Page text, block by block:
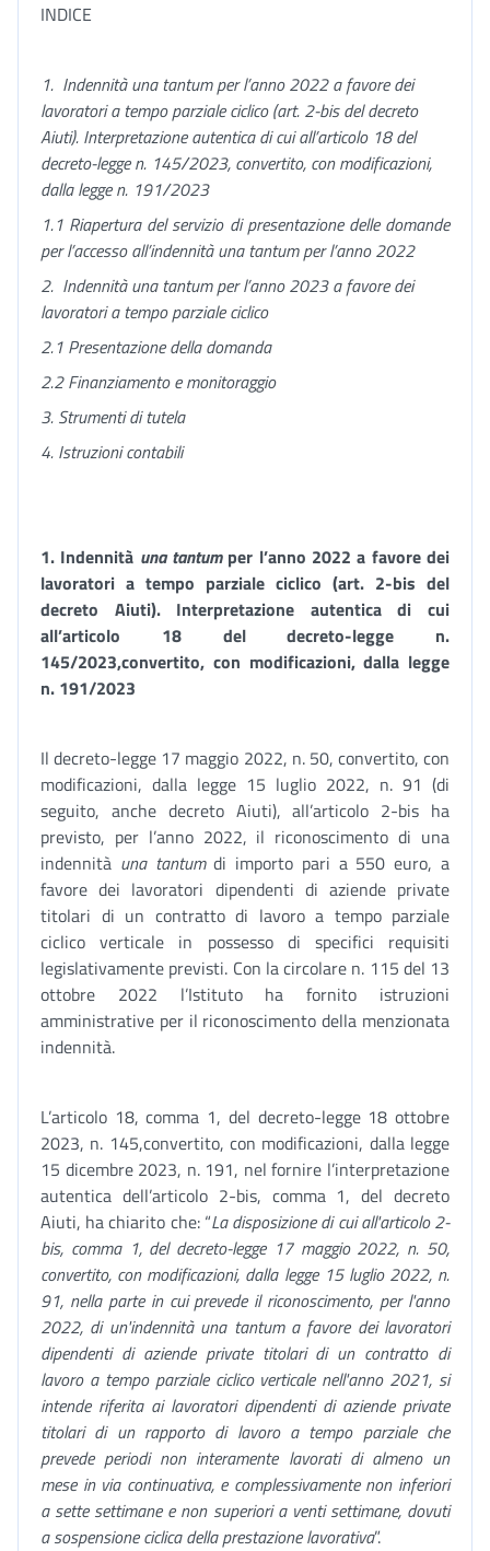
INDICE
1. Indennità una tantum per l’anno 2022 a favore dei
lavoratori a tempo parziale ciclico(art. 2-bis del decreto
Aiuti). Interpretazione autentica di cui all’articolo 18 del
decreto-legge n. 145/2023, convertito, con modificazioni,
dalla legge n. 191/2023
1.1 Riapertura del servizio di presentazione delle domande
per l’accesso all’indennità una tantum per l’anno 2022
2. Indennità una tantum per l’anno 2023 a favore dei
lavoratori a tempo parziale ciclico
2.1 Presentazione della domanda
2.2 Finanziamento e monitoraggio
3. Strumenti di tutela
4. Istruzioni contabili
1. Indennità una tantumper l’anno 2022 a favore dei
lavoratori a tempo parziale ciclico (art. 2-bis del
decreto Aiuti). Interpretazione autentica di cui
all’articolo 18 del decreto-legge n.
145/2023,convertito, con modificazioni, dalla legge
n. 191/2023
Il decreto-legge 17 maggio 2022, n. 50, convertito, con
modificazioni, dalla legge 15 luglio 2022, n. 91 (di
seguito, anche decreto Aiuti), all’articolo 2-bis ha
previsto, per l’anno 2022, il riconoscimento di una
indennità una tantumdi importo pari a 550 euro, a
favore dei lavoratori dipendenti di aziende private
titolari di un contratto di lavoro a tempo parziale
ciclico verticale in possesso di specifici requisiti
legislativamente previsti. Con la circolare n. 115 del 13
ottobre 2022 l’Istituto ha fornito istruzioni
amministrative per il riconoscimento della menzionata
indennità.
L’articolo 18, comma 1, del decreto-legge 18 ottobre
2023, n. 145,convertito, con modificazioni, dalla legge
15 dicembre 2023, n. 191, nel fornire l’interpretazione
autentica dell’articolo 2-bis, comma 1, del decreto
Aiuti, ha chiarito che: “La disposizione di cui all'articolo 2-
bis, comma 1, del decreto-legge 17 maggio 2022, n. 50,
convertito, con modificazioni, dalla legge 15 luglio 2022, n.
91, nella parte in cui prevede il riconoscimento, per l'anno
2022, di un'indennità una tantum a favore dei lavoratori
dipendenti di aziende private titolari di un contratto di
lavoro a tempo parziale ciclico verticale nell'anno 2021, si
intende riferita ai lavoratori dipendenti di aziende private
titolari di un rapporto di lavoro a tempo parziale che
prevede periodi non interamente lavorati di almeno un
mese in via continuativa, e complessivamente non inferiori
a sette settimane e non superiori a venti settimane, dovuti
a sospensione ciclica della prestazione lavorativa”.